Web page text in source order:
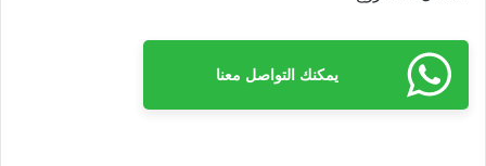
يمكنك التواصل معنا